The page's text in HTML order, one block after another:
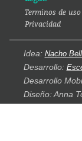
Terminos de uso
Privacidad
Idea: Nacho
Desarrollo:
Desarrollo
Diseño: Anna